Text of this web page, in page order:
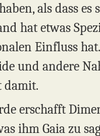
als dass
hat etwas
Einfluss
und andere
damit.
erschafft
ihm Gaia zu